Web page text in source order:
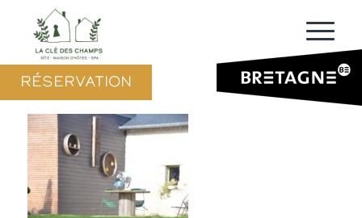
RÉSERVATION